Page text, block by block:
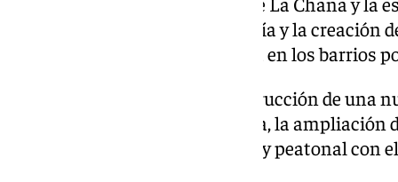
implantación de una segunda vía y la creación
el impacto de la infraestructura en los barrios
También está previsto la construcción de una
cruce con la carretera de Málaga, la
mejoras en la conexión ciclista y peatonal con